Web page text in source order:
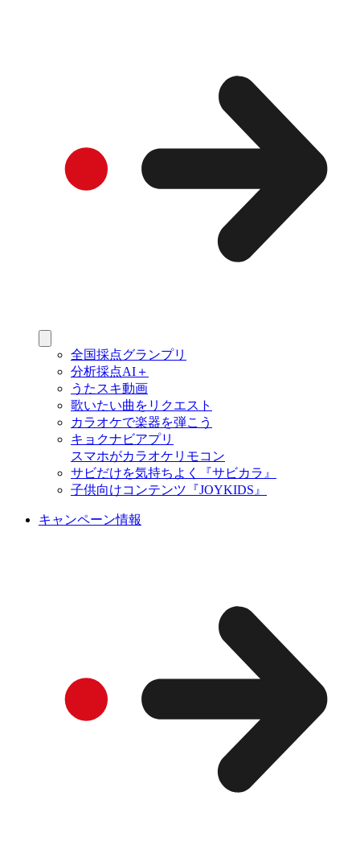
全国採点グランプリ
分析採点AI＋
うたスキ動画
歌いたい曲をリクエスト
カラオケで楽器を弾こう
キョクナビアプリ
スマホがカラオケリモコン
サビだけを気持ちよく『サビカラ』
子供向けコンテンツ『JOYKIDS』
キャンペーン情報